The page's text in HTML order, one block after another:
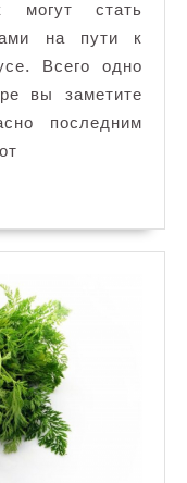
могут стать
на пути к
Всего одно
вы заметите
последним